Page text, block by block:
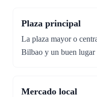
Plaza principal
La plaza mayor o
Bilbao y un buen lugar
Mercado local